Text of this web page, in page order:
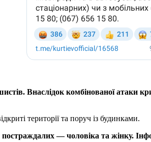
Внаслідок комбінованої атаки
території та поруч із будинками.
постраждалих — чоловіка та жінку.